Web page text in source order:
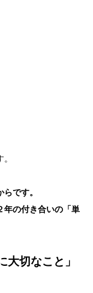
です。
年の付き合いの「単
大切なこと」